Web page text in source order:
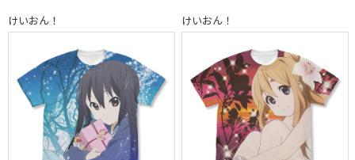
けいおん！ けいおん！